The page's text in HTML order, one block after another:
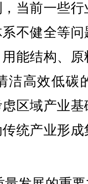
当前一些
不健全等
能结构、
洁高效低碳
区域产业
统产业形